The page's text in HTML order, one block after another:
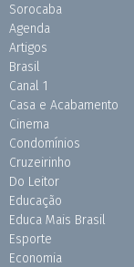
Sorocaba
Agenda
Artigos
Brasil
Canal 1
Casa e Acabamento
Cinema
Condomínios
Cruzeirinho
Do Leitor
Educação
Educa Mais Brasil
Esporte
Economia